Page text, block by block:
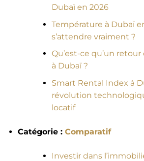
Dubaï en 2026
Température à Dubaï
s’attendre vraiment ?
Qu’est-ce qu’un
à Dubaï ?
Smart Rental Index à
révolution
locatif
Catégorie : Comparatif
Investir dans